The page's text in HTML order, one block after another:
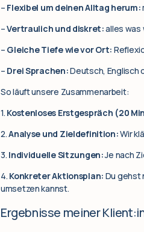
– Flexibel um deinen Alltag herum:
–Vertraulich und diskret:alles was
– Gleiche Tiefe wie vor Ort:
– Drei Sprachen:Deutsch, Englisch
So läuft unsere Zusammenarbeit:
1. Kostenloses Erstgespräch (20
2.Analyse und Zieldefinition:Wir
3. Individuelle Sitzungen:Je nach
4. Konkreter Aktionsplan: Du gehst
umsetzen kannst.
Ergebnisse meiner